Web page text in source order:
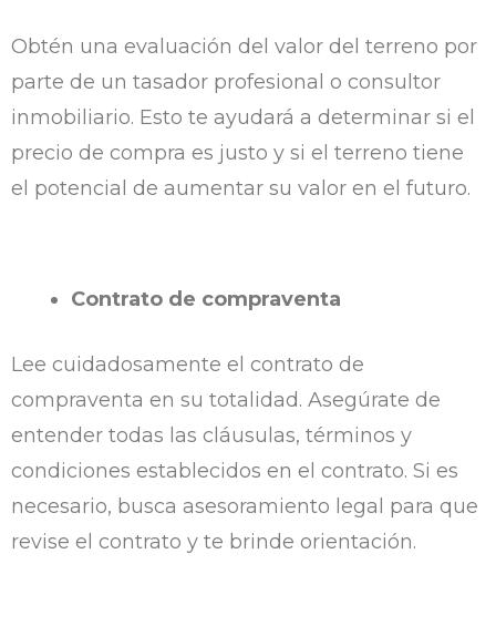
Obtén una evaluación del valor del terreno por
parte de un tasador profesional o consultor
inmobiliario. Esto te ayudará a determinar si el
precio de compra es justo y si el terreno tiene
el potencial de aumentar su valor en el futuro.
Contrato de compraventa
Lee cuidadosamente el contrato de
compraventa en su totalidad. Asegúrate de
entender todas las cláusulas, términos y
condiciones establecidos en el contrato. Si es
necesario, busca asesoramiento legal para que
revise el contrato y te brinde orientación.